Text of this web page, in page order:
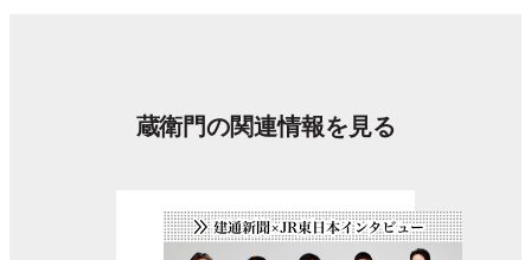
蔵衛門の関連情報を見る